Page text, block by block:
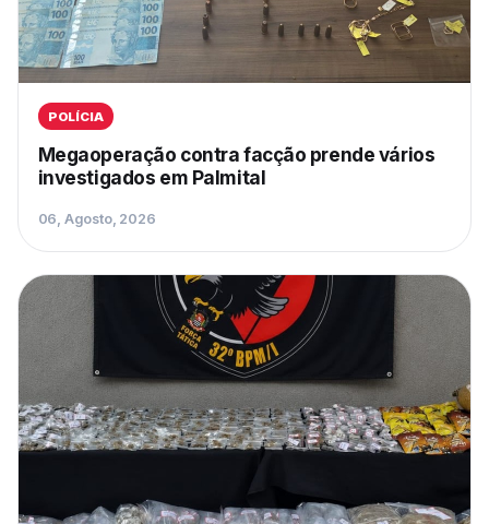
POLÍCIA
Megaoperação contra facção prende vários
investigados em Palmital
06, Agosto, 2026